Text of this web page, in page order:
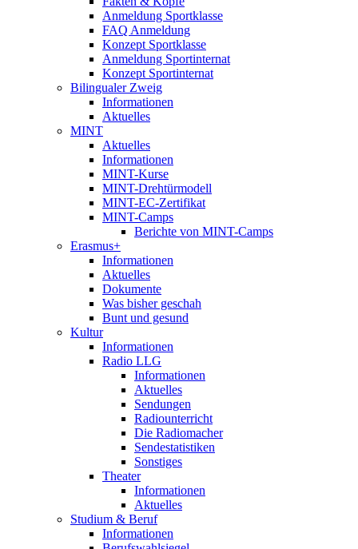
Anmeldung Sportklasse
FAQ Anmeldung
Konzept Sportklasse
Anmeldung Sportinternat
Konzept Sportinternat
Bilingualer Zweig
Informationen
Aktuelles
MINT
Aktuelles
Informationen
MINT-Kurse
MINT-Drehtürmodell
MINT-EC-Zertifikat
MINT-Camps
Berichte von MINT-Camps
Erasmus+
Informationen
Aktuelles
Dokumente
Was bisher geschah
Bunt und gesund
Kultur
Informationen
Radio LLG
Informationen
Aktuelles
Sendungen
Radiounterricht
Die Radiomacher
Sendestatistiken
Sonstiges
Theater
Informationen
Aktuelles
Studium & Beruf
Informationen